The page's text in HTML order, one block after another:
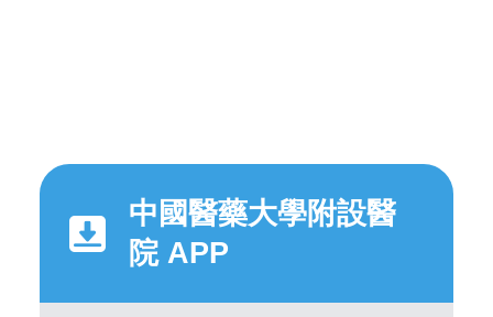
中國醫藥大學附設醫
院 APP